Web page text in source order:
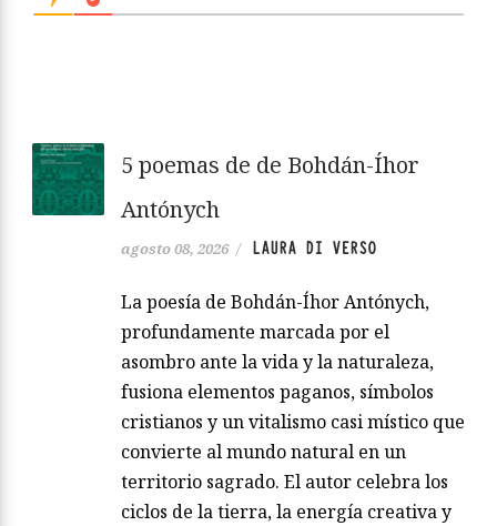
5 poemas de de Bohdán-Íhor
Antónych
agosto 08, 2026 / LAURA DI VERSO
La poesía de Bohdán-Íhor Antónych,
profundamente marcada por el
asombro ante la vida y la naturaleza,
fusiona elementos paganos, símbolos
cristianos y un vitalismo casi místico que
convierte al mundo natural en un
territorio sagrado. El autor celebra los
ciclos de la tierra, la energía creativa y